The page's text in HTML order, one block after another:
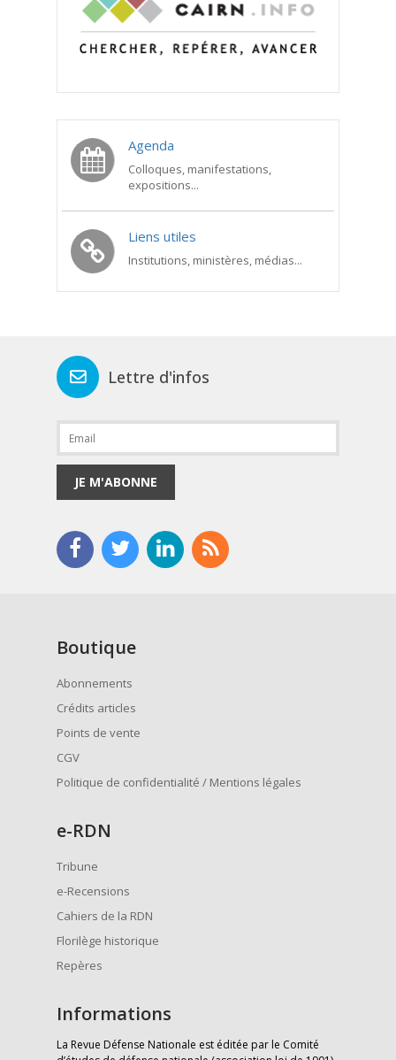
Agenda
Colloques, manifestations,
expositions...
Liens utiles
Institutions, ministères, médias...
Lettre d'infos
JE M'ABONNE
Boutique
Abonnements
Crédits articles
Points de vente
CGV
Politique de confidentialité / Mentions légales
e-RDN
Tribune
e-Recensions
Cahiers de la RDN
Florilège historique
Repères
Informations
La Revue Défense Nationale est éditée par le Comité